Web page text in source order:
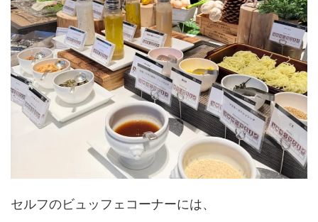
セルフのビュッフェコーナーには、